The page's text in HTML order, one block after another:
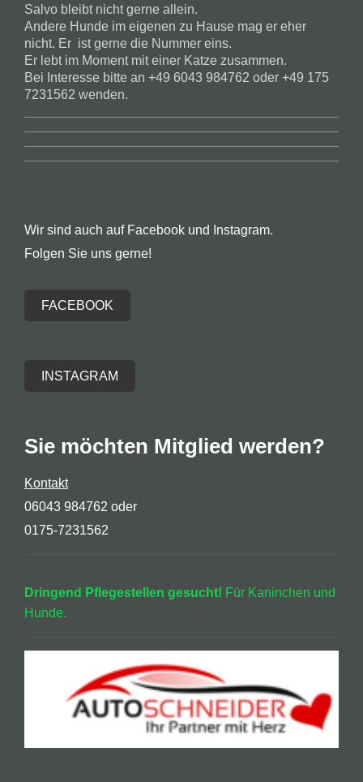
Salvo bleibt nicht gerne allein.
Andere Hunde im eigenen zu Hause mag er eher
nicht. Er ist gerne die Nummer eins.
Er lebt im Moment mit einer Katze zusammen.
Bei Interesse bitte an +49 6043 984762 oder +49 175
7231562 wenden.
Wir sind auch auf Facebook und Instagram.
Folgen Sie uns gerne!
FACEBOOK
INSTAGRAM
Sie möchten Mitglied werden?
Kontakt
06043 984762 oder
0175-7231562
Dringend Pflegestellen gesucht! Für Kaninchen und
Hunde.